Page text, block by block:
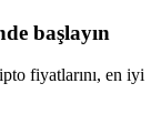
başlayın
fiyatlarını, en iyi